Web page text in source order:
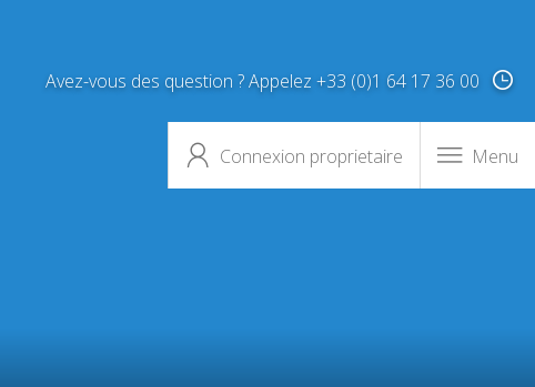
Avez-vous des question ? Appelez +33 (0)1 64 17 36 00
Connexion proprietaire Menu